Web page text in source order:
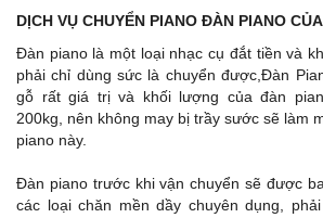
DỊCH VỤ CHUYỂN PIANO ĐÀN PIANO
Đàn piano là một loại nhạc cụ đắt tiền và
phải chỉ dùng sức là chuyển được,Đàn
gỗ rất giá trị và khối lượng của đàn
200kg, nên không may bị trầy sước sẽ làm
piano này.
Đàn piano trước khi vận chuyển sẽ được
các loại chăn mền dầy chuyên dụng,